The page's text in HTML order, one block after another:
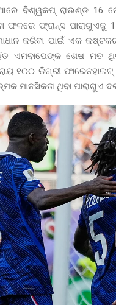
ବିଶ୍ୱକପ୍ ରାଉଣ୍ଡ 16
ଫଳରେ ଫ୍ରାନ୍ସ ପାରାଗୁଏକୁ
କରିବା ପାଇଁ ଏକ
ଏମବାପେଙ୍କ ଶେଷ ମତ
୧୦୦ ଡିଗ୍ରୀ
ମାନସିକତା ଥିବା ପାରାଗୁଏ